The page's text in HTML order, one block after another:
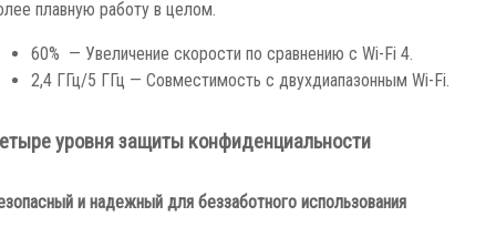
плавную работу в целом.
60% — Увеличение скорости по сравнению с Wi-Fi 4.
2,4 ГГц/5 ГГц — Совместимость с двухдиапазонным Wi-Fi.
уровня защиты конфиденциальности
и надежный для беззаботного использования